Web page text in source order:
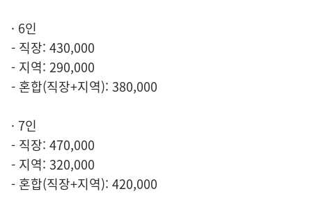
· 6인
- 직장: 430,000
- 지역: 290,000
- 혼합(직장+지역): 380,000
· 7인
- 직장: 470,000
- 지역: 320,000
- 혼합(직장+지역): 420,000